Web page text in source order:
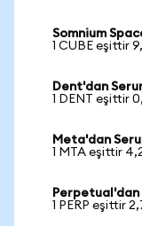
Somnium
1 CUBE eşittir
Dent'dan
1 DENT eşittir
Meta'dan
1 MTA eşittir
Perpetual'dan
1 PERP eşittir